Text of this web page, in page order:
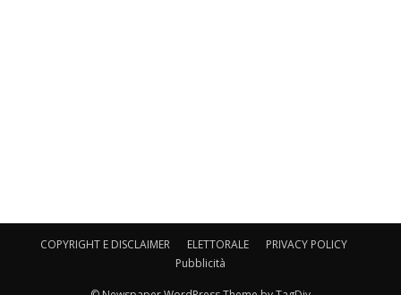
COPYRIGHT E DISCLAIMER ELETTORALE
PRIVACY POLICY
Pubblicità